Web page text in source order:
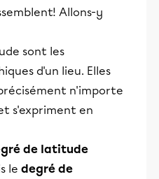
Allons-y
sont les
d'un lieu. Elles
n'importe
s'expriment en
de latitude
le degré de